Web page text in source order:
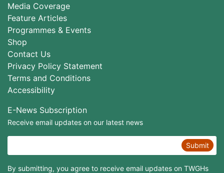
Media Coverage
Feature Articles
Programmes & Events
Shop
Contact Us
Privacy Policy Statement
Terms and Conditions
Accessibility
E-News Subscription
Receive email updates on our latest news
Submit
By submitting, you agree to receive email updates on TWGHs